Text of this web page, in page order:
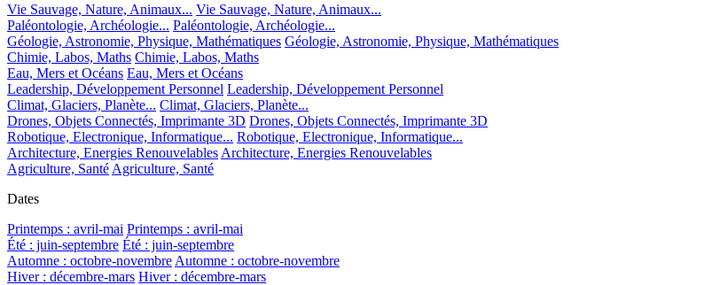
Vie Sauvage, Nature, Animaux... Vie Sauvage, Nature, Animaux...
Paléontologie, Archéologie... Paléontologie, Archéologie...
Géologie, Astronomie, Physique, Mathématiques Géologie, Astronomie, Physique, Mathématiques
Chimie, Labos, Maths Chimie, Labos, Maths
Eau, Mers et Océans Eau, Mers et Océans
Leadership, Développement Personnel Leadership, Développement Personnel
Climat, Glaciers, Planète... Climat, Glaciers, Planète...
Drones, Objets Connectés, Imprimante 3D Drones, Objets Connectés, Imprimante 3D
Robotique, Electronique, Informatique... Robotique, Electronique, Informatique...
Architecture, Energies Renouvelables Architecture, Energies Renouvelables
Agriculture, Santé Agriculture, Santé
Dates
Printemps : avril-mai Printemps : avril-mai
Été : juin-septembre Été : juin-septembre
Automne : octobre-novembre Automne : octobre-novembre
Hiver : décembre-mars Hiver : décembre-mars